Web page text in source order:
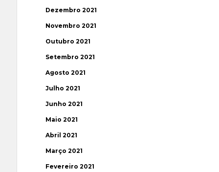
Dezembro 2021
Novembro 2021
Outubro 2021
Setembro 2021
Agosto 2021
Julho 2021
Junho 2021
Maio 2021
Abril 2021
Março 2021
Fevereiro 2021